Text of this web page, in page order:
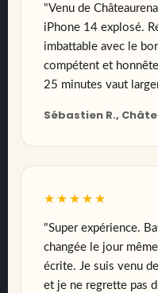
"Venu de
iPhone 14 explosé.
imbattable avec le
compétent et
25 minutes vaut
Sébastien R.,
★★★★★
"Super expérience.
changée le jour
écrite. Je suis venu
et je ne regrette pas